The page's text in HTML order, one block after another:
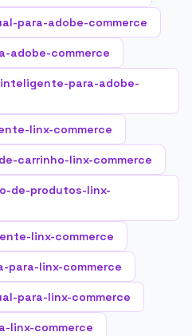
para-adobe-commerce
adobe-commerce
para-adobe-
linx-commerce
carrinho-linx-commerce
de-produtos-linx-
linx-commerce
linx-commerce
para-linx-commerce
linx-commerce